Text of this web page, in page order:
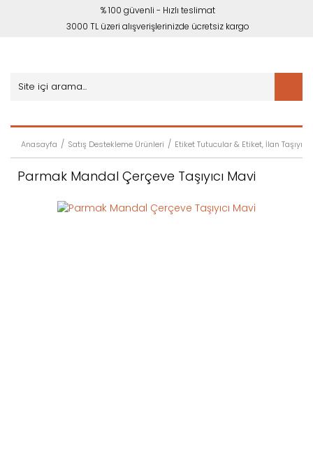
% 100 güvenli - Hızlı teslimat
3000 TL üzeri alışverişlerinizde ücretsiz kargo
Anasayfa Satış Destekleme Ürünleri Etiket Tutucular & Etiket, İlan
Parmak Mandal Çerçeve Taşıyıcı Mavi